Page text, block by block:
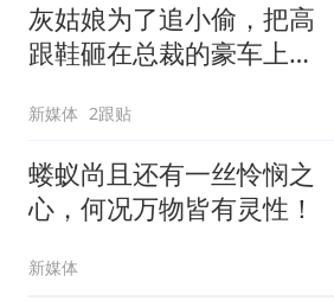
灰姑娘为了追小偷，把高
跟鞋砸在总裁的豪车上，
新媒体 2跟贴
蝼蚁尚且还有一丝怜悯之
心，何况万物皆有灵性！
新媒体